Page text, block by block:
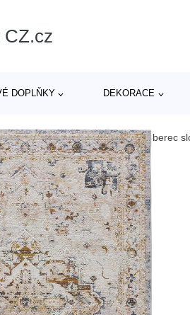
CZ.cz
DOPLŇKY DEKORACE
a rohožky > Koberce/Koberec